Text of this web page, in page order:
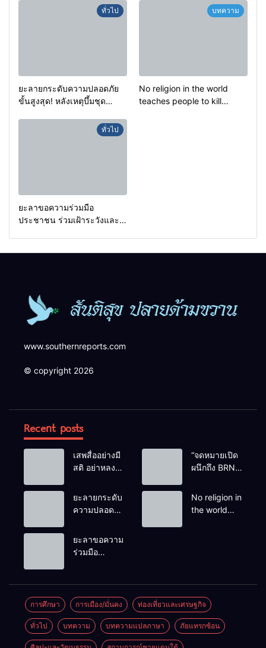
สะอื้นของทารกน้อยที่ต้อง
ทั่วไป
ยะลายกระดับความปลอดภัย
ขั้นสูงสุด! หลังเหตุบึ้มชุด
กรองเตือนเฝ้าระวังแกนนำสั่ง
บทความ
No religion in the world
teaches people to kill
ทั่วไป
ยะลาขอความร่วมมือ
ประชาชน ร่วมเฝ้าระวังและ
www.southernreports.com
© copyright 2026
Recent posts
เสพสื่ออย่างมี
สติ อย่าหลง
“จดหมายเปิด
ผนึกถึง BRN”
หยดน้ำตาของ
ครอบครัวครู
ยะลายกระดับ
ความปลอดภัย
คุ้มครองครู
เตือนเฝ้าระวัง
แกนนำสั่งการ
ขยายผลโจมตี
No religion in
the world
goal.
ยะลาขอความ
ร่วมมือ
บุคคลต้อง
สงสัย เพื่อ
ความปลอดภัย
ในพื้นที่
การศึกษา การเมือง/มั่นคง ท่องเที่ยวและเศรษฐกิจ
ทั่วไป บทความ บทความแปลภาษา ภัยแทรกซ้อน